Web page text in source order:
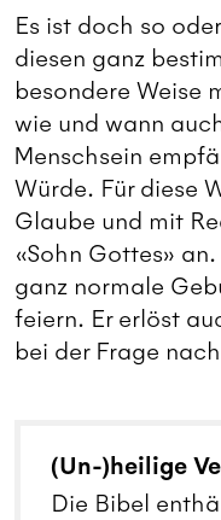
Es ist doch so
diesen ganz
besondere Weise
wie und wann
Menschsein
Würde. Für diese
Glaube und mit
«Sohn Gottes»
ganz normale
feiern. Er erlöst
bei der Frage
(Un-)heilige
Die Bibel